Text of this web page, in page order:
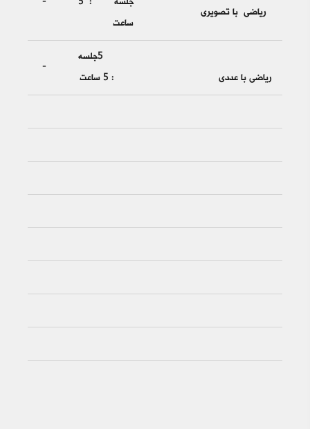
ریاضی با تصویری
جلسه : 5
ساعت
-
ریاضی با عددی
5جلسه
: 5 ساعت
-